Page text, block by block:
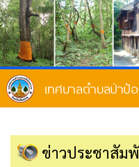
ข่าวประชาสัม